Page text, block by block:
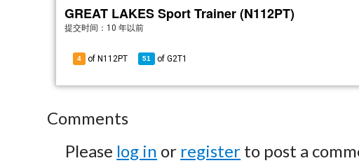
GREAT LAKES Sport Trainer (N112PT)
提交时间： 10 年以前
4 of N112PT 51 ofG2T1
Comments
Please log in or register to post a